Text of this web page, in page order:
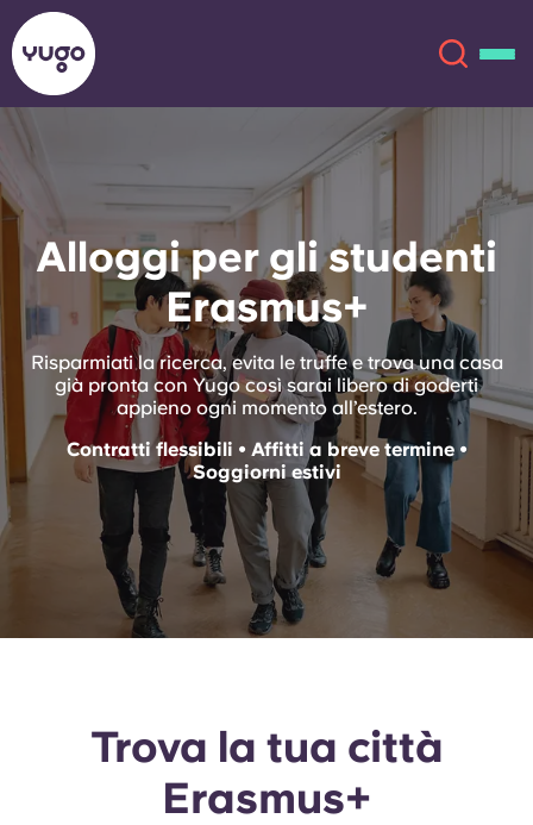
Chi siamo
Sedi
Altro
Account Lingua
English (GB)
English (US)
Español
Català
Seleziona un paese
Seleziona una città
Seleziona una residenza
Prenota ora
English (GB)
English (US)
Chinese Español
Català Deutsch
Italian French
Portuguese
Alloggi per gli studenti
Erasmus+
Risparmiati la ricerca, evita le truffe e trova una casa
già pronta con Yugo così sarai libero di goderti
appieno ogni momento all’estero.
Contratti flessibili • Affitti a breve termine •
Soggiorni estivi
Trova la tua città
Erasmus+